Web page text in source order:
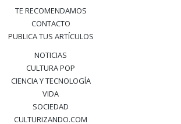
TE RECOMENDAMOS
CONTACTO
PUBLICA TUS ARTÍCULOS
NOTICIAS
CULTURA POP
CIENCIA Y TECNOLOGÍA
VIDA
SOCIEDAD
CULTURIZANDO.COM